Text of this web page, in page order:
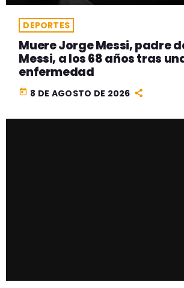
DEPORTES
Muere Jorge Messi, padre
Messi, a los 68 años tras
enfermedad
today 8 DE AGOSTO DE 2026